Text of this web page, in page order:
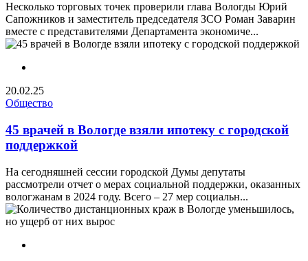
Несколько торговых точек проверили глава Вологды Юрий
Сапожников и заместитель председателя ЗСО Роман Заварин
вместе с представителями Департамента экономиче...
20.02.25
Общество
45 врачей в Вологде взяли ипотеку с городской
поддержкой
На сегодняшней сессии городской Думы депутаты
рассмотрели отчет о мерах социальной поддержки, оказанных
вологжанам в 2024 году. Всего – 27 мер социальн...